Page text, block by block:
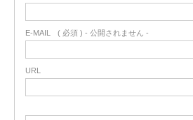
E-MAIL ( 必須 ) - 公開されません -
URL